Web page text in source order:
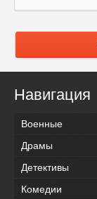
Навигация
Военные
Драмы
Детективы
Комедии